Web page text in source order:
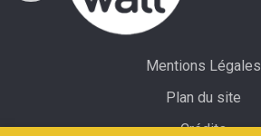
Mentions Légales
Plan du site
Crédits